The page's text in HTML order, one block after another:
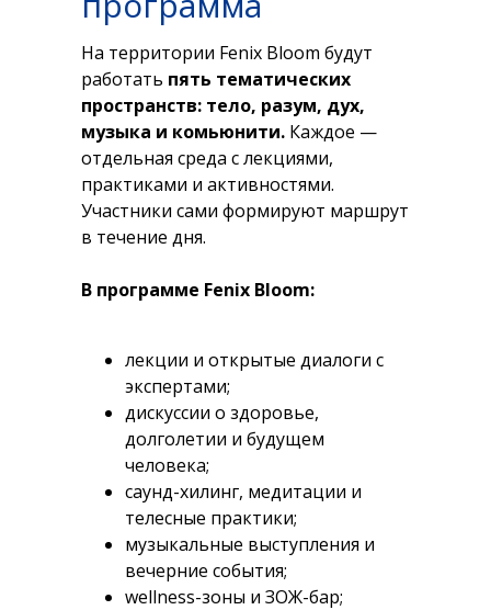
На территории Fenix Bloom будут
работать пять тематических
пространств: тело, разум, дух,
музыка и комьюнити. Каждое —
отдельная среда с лекциями,
практиками и активностями.
Участники сами формируют маршрут
в течение дня.
В программе Fenix Bloom:
лекции и открытые диалоги с
экспертами;
дискуссии о здоровье,
долголетии и будущем
человека;
саунд-хилинг, медитации и
телесные практики;
музыкальные выступления и
вечерние события;
wellness-зоны и ЗОЖ-бар;